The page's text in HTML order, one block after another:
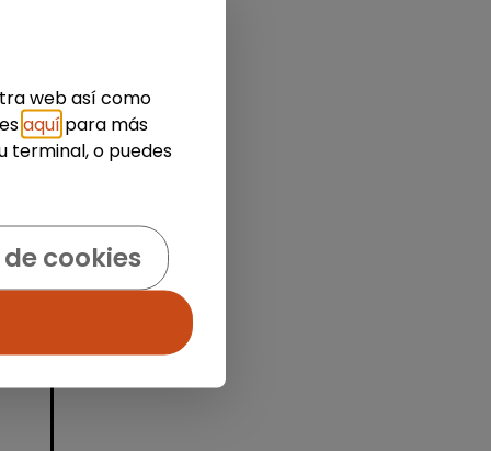
web así como
aquí para más
terminal, o puedes
cookies